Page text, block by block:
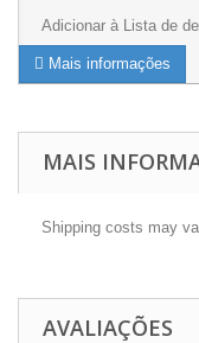
Adicionar à Lista de
Mais informações
MAIS
Shipping costs may
AVALIAÇÕES